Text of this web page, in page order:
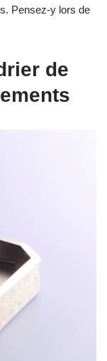
Pensez-y lors de
de